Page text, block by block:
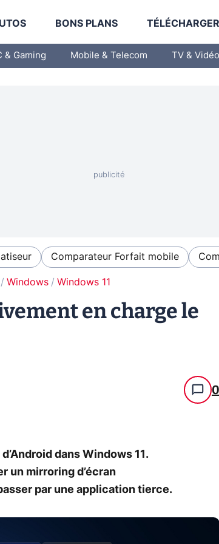
BONS PLANS
& Gaming Mobile & Telecom TV & Vidéo
Comparateur Forfait mobile
Windows Windows 11
en charge le
0
dans Windows 11.
un mirroring d’écran
par une application tierce.